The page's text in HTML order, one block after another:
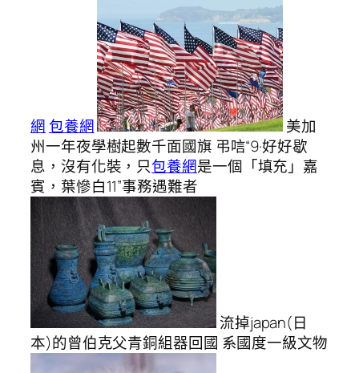
網包養網
美加
州一年夜學樹起數千面國旗 弔唁“9·好好歇
息，沒有化裝，只包養網是一個「填充」嘉
賓，葉慘白11”事務遇難者
流掉japan(日
本)的曾伯克父青銅組器回國 系國度一級文物